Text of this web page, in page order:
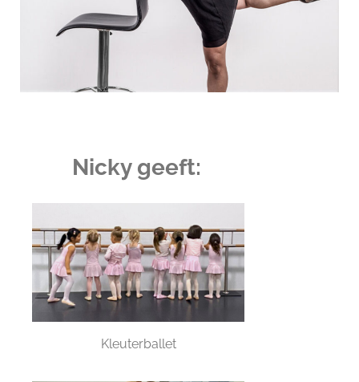
Nicky geeft:
Kleuterballet